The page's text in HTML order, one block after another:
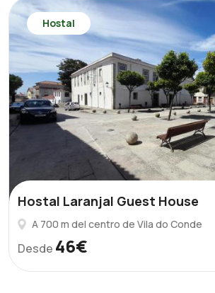
Hostal
Hostal Laranjal Guest House
A 700 m del centro de Vila do Conde
Desde 46€